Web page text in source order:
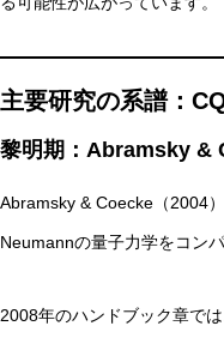
主要研究の系譜：
黎明期：Abramsky &
Abramsky & Coecke（2004
Neumannの量子力学をコン
2008年のハンドブック章で